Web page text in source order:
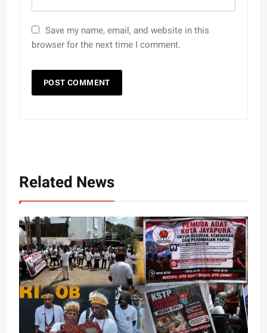
Save my name, email, and website in this
browser for the next time I comment.
Related News